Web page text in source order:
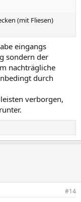
(mit Fliesen)
eingangs
sondern der
nachträgliche
durch
verborgen,
#14